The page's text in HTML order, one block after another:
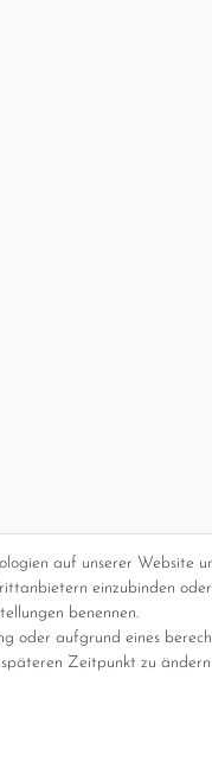
auf unserer Website
einzubinden
benennen.
oder aufgrund eines
Zeitpunkt zu